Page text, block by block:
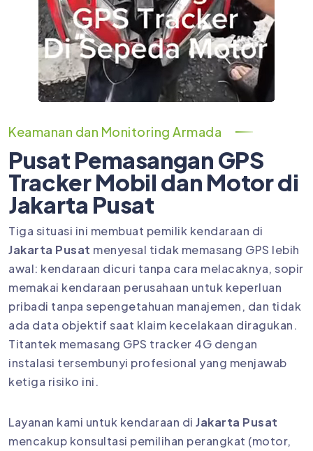
Keamanan dan Monitoring Armada
Pusat Pemasangan GPS
Tracker Mobil dan Motor di
Jakarta Pusat
Tiga situasi ini membuat pemilik kendaraan di
Jakarta Pusat menyesal tidak memasang GPS lebih
awal: kendaraan dicuri tanpa cara melacaknya, sopir
memakai kendaraan perusahaan untuk keperluan
pribadi tanpa sepengetahuan manajemen, dan tidak
ada data objektif saat klaim kecelakaan diragukan.
Titantek memasang GPS tracker 4G dengan
instalasi tersembunyi profesional yang menjawab
ketiga risiko ini.
Layanan kami untuk kendaraan di Jakarta Pusat
mencakup konsultasi pemilihan perangkat (motor,